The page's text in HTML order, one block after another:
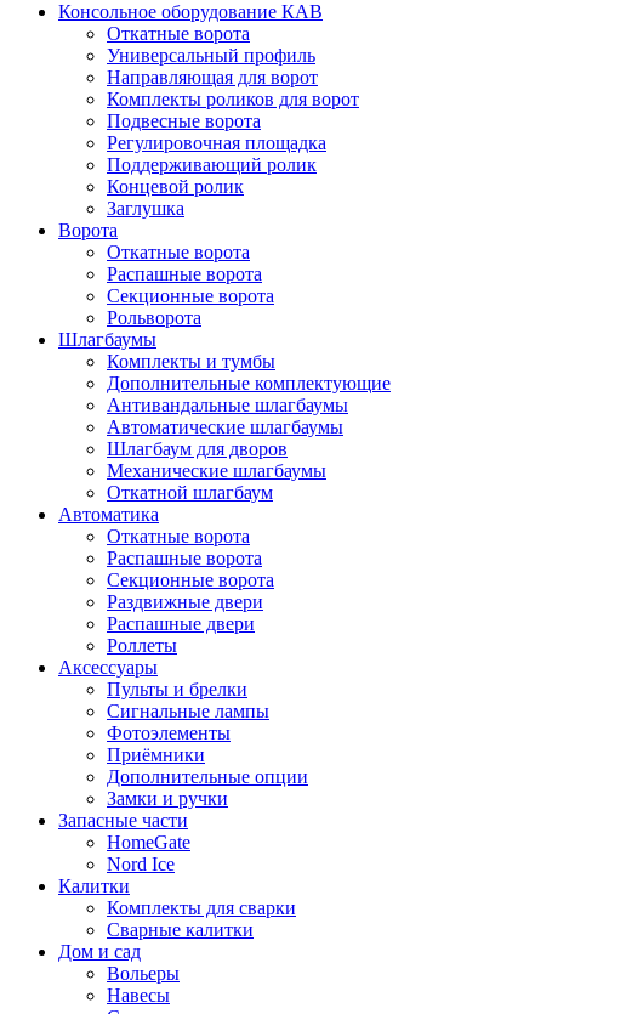
Консольное оборудование КАВ
Откатные ворота
Универсальный профиль
Направляющая для ворот
Комплекты роликов для ворот
Подвесные ворота
Регулировочная площадка
Поддерживающий ролик
Концевой ролик
Заглушка
Ворота
Откатные ворота
Распашные ворота
Секционные ворота
Рольворота
Шлагбаумы
Комплекты и тумбы
Дополнительные комплектующие
Антивандальные шлагбаумы
Автоматические шлагбаумы
Шлагбаум для дворов
Механические шлагбаумы
Откатной шлагбаум
Автоматика
Откатные ворота
Распашные ворота
Секционные ворота
Раздвижные двери
Распашные двери
Роллеты
Аксессуары
Пульты и брелки
Сигнальные лампы
Фотоэлементы
Приёмники
Дополнительные опции
Замки и ручки
Запасные части
HomeGate
Nord Ice
Калитки
Комплекты для сварки
Сварные калитки
Дом и сад
Вольеры
Навесы